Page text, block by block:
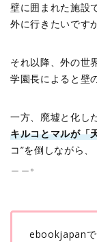
壁に囲まれた施設
外に行きたいです
それ以降、外の世
学園長によると壁
一方、廃墟と化し
キルコとマルが「
コ”を倒しながら
＿＿。
ebookjapanで